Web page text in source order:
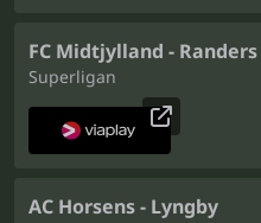
FC Midtjylland - Randers
Superligan
AC Horsens - Lyngby